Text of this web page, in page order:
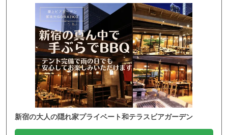
新宿の大人の隠れ家プライベート和テラスビアガーデン